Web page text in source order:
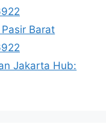
Barat
Jakarta Hub: